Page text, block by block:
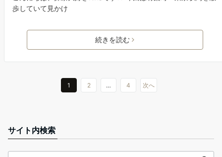
歩していて見かけ
続きを読む
1 2 … 4 次へ
サイト内検索